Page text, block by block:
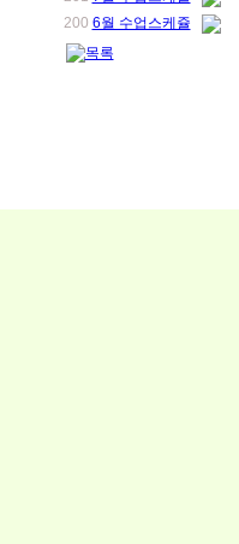
200 6월 수업스케쥴